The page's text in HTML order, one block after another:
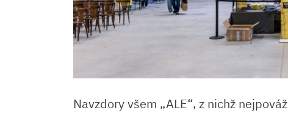
Navzdory všem „ALE“, z nichž